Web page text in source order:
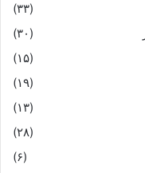
(۳۳)
(۳۰)
(۱۵)
(۱۹)
(۱۳)
(۲۸)
(۶)